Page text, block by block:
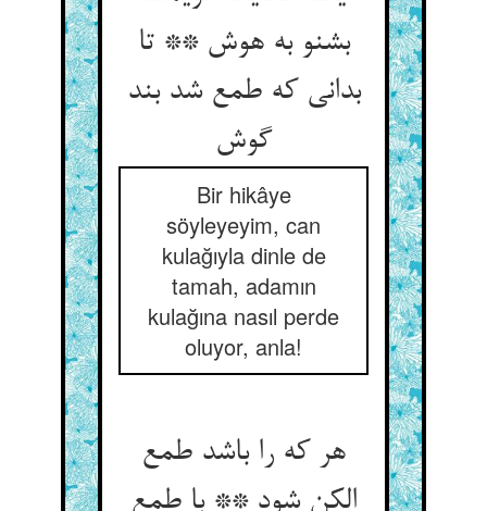
بشنو به هوش ** تا
بدانی که طمع شد بند
گوش‏
Bir hikâye
söyleyeyim, can
kulağıyla dinle de
tamah, adamın
kulağına nasıl perde
oluyor, anla!
هر که را باشد طمع
الکن شود ** با طمع